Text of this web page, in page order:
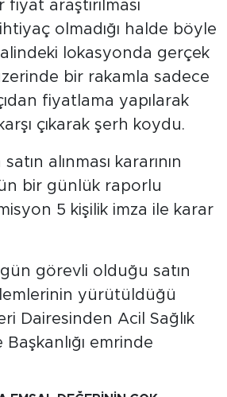
araştırılması
olmadığı halde böyle
lokasyonda gerçek
bir rakamla sadece
fiyatlama yapılarak
çıkarak şerh koydu.
alınması kararının
bir günlük raporlu
5 kişilik imza ile karar
görevli olduğu satın
yürütüldüğü
Dairesinden Acil Sağlık
emrinde